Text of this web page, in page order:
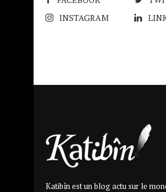
INSTAGRAM
Katibîn est un blog actu sur le